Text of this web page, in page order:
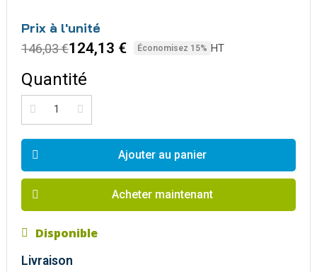
Prix à l'unité
146,03 €124,13 € Économisez 15% HT
Quantité
Ajouter au panier
Acheter maintenant
Disponible
Livraison